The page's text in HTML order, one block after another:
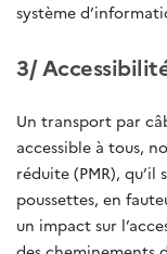
système
3/
Un transport par
accessible à tous,
réduite (PMR), qu’il
poussettes, en
un impact sur